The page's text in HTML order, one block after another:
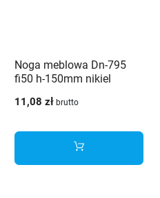
Noga meblowa Dn-795
fi50 h-150mm nikiel
11,08 zł brutto